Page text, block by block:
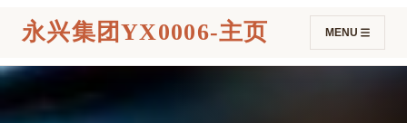
永兴集团YX0006-主页 MENU